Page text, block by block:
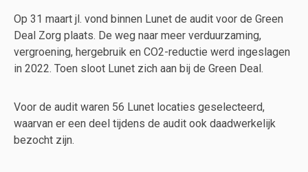
Op 31 maart jl. vond binnen Lunet de audit voor de Green
Deal Zorg plaats. De weg naar meer verduurzaming,
vergroening, hergebruik en CO2-reductie werd ingeslagen
in 2022. Toen sloot Lunet zich aan bij de Green Deal.
Voor de audit waren 56 Lunet locaties geselecteerd,
waarvan er een deel tijdens de audit ook daadwerkelijk
bezocht zijn.